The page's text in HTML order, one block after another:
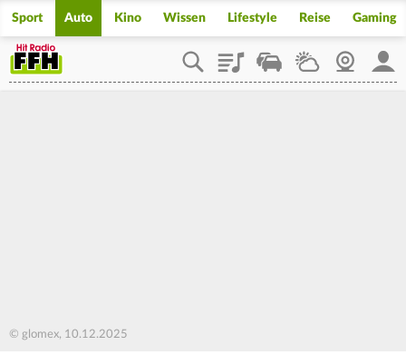
Sport Auto Kino Wissen Lifestyle Reise Gaming
PlaylistStaupilotWetterWebcam
© glomex, 10.12.2025